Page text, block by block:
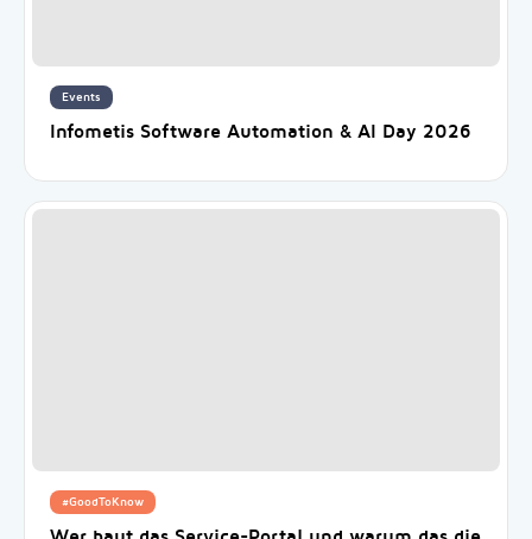
Events
Infometis Software Automation & AI Day 2026
#GoodToKnow